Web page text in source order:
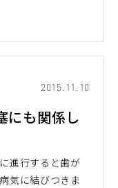
2015.11.10
にも関係し
進行すると歯が
気に結びつきま